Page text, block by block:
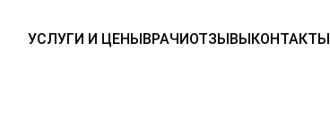
УСЛУГИ И ЦЕНЫВРАЧИОТЗЫВЫКОНТАКТЫ